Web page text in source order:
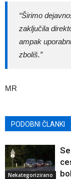
“Širimo
zaključila
ampak
zboliš.”
MR
PODOBNI ČLANKI
Nekategorizirano